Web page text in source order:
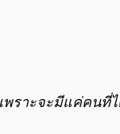
พราะจะมีแค่คน